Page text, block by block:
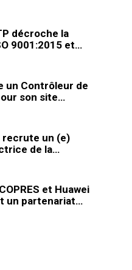
décroche la
9001:2015 et…
un Contrôleur de
son site…
recrute un (e)
de la…
et Huawei
un partenariat…